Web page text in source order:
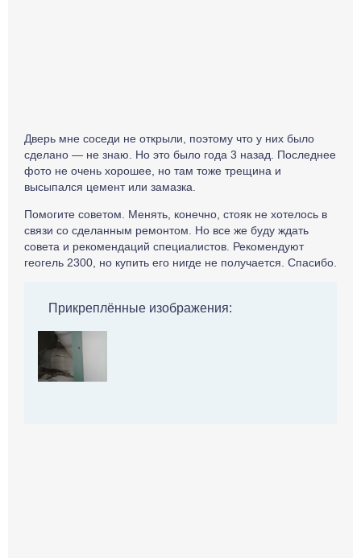
Дверь мне соседи не открыли, поэтому что у них было
сделано — не знаю. Но это было года 3 назад. Последнее
фото не очень хорошее, но там тоже трещина и
высыпался цемент или замазка.
Помогите советом. Менять, конечно, стояк не хотелось в
связи со сделанным ремонтом. Но все же буду ждать
совета и рекомендаций специалистов. Рекомендуют
геогель 2300, но купить его нигде не получается. Спасибо.
Прикреплённые изображения: